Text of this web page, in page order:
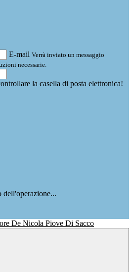
E-mail Verrà inviato un messaggio
necessarie.
la casella di posta elettronica!
dell'operazione...